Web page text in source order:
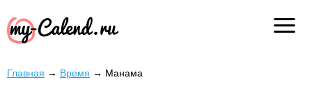
Главная → Время → Манама